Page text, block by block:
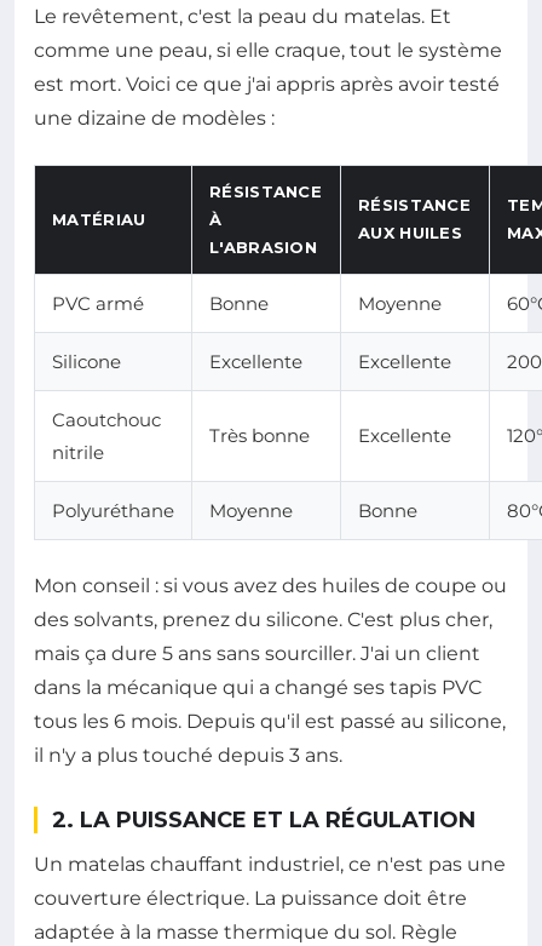
Le revêtement, c'est la peau du matelas. Et
comme une peau, si elle craque, tout le système
est mort. Voici ce que j'ai appris après avoir testé
une dizaine de modèles :
MATÉRIAU
RÉSISTANCE
À
L'ABRASION
RÉSISTANCE
AUX HUILES
PVC armé Bonne Moyenne
Silicone Excellente Excellente
Caoutchouc
nitrile
Très bonne Excellente
Polyuréthane Moyenne Bonne
Mon conseil : si vous avez des huiles de coupe ou
des solvants, prenez du silicone. C'est plus cher,
mais ça dure 5 ans sans sourciller. J'ai un client
dans la mécanique qui a changé ses tapis PVC
tous les 6 mois. Depuis qu'il est passé au silicone,
il n'y a plus touché depuis 3 ans.
2. LA PUISSANCE ET LA RÉGULATION
Un matelas chauffant industriel, ce n'est pas une
couverture électrique. La puissance doit être
adaptée à la masse thermique du sol. Règle